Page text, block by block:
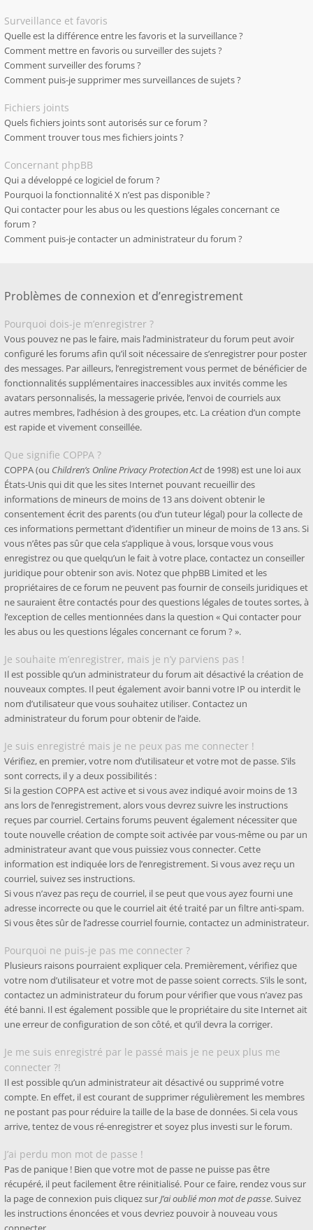
Surveillance et favoris
Quelle est la différence entre les favoris et la surveillance ?
Comment mettre en favoris ou surveiller des sujets ?
Comment surveiller des forums ?
Comment puis-je supprimer mes surveillances de sujets ?
Fichiers joints
Quels fichiers joints sont autorisés sur ce forum ?
Comment trouver tous mes fichiers joints ?
Concernant phpBB
Qui a développé ce logiciel de forum ?
Pourquoi la fonctionnalité X n’est pas disponible ?
Qui contacter pour les abus ou les questions légales concernant ce
forum ?
Comment puis-je contacter un administrateur du forum ?
Problèmes de connexion et d’enregistrement
Pourquoi dois-je m’enregistrer ?
Vous pouvez ne pas le faire, mais l’administrateur du forum peut avoir
configuré les forums afin qu’il soit nécessaire de s’enregistrer pour poster
des messages. Par ailleurs, l’enregistrement vous permet de bénéficier de
fonctionnalités supplémentaires inaccessibles aux invités comme les
avatars personnalisés, la messagerie privée, l’envoi de courriels aux
autres membres, l’adhésion à des groupes, etc. La création d’un compte
est rapide et vivement conseillée.
Que signifie COPPA ?
COPPA (ou Children’s Online Privacy Protection Actde 1998) est une loi aux
États-Unis qui dit que les sites Internet pouvant recueillir des
informations de mineurs de moins de 13 ans doivent obtenir le
consentement écrit des parents (ou d’un tuteur légal) pour la collecte de
ces informations permettant d’identifier un mineur de moins de 13 ans. Si
vous n’êtes pas sûr que cela s’applique à vous, lorsque vous vous
enregistrez ou que quelqu’un le fait à votre place, contactez un conseiller
juridique pour obtenir son avis. Notez que phpBB Limited et les
propriétaires de ce forum ne peuvent pas fournir de conseils juridiques et
ne sauraient être contactés pour des questions légales de toutes sortes, à
l’exception de celles mentionnées dans la question « Qui contacter pour
les abus ou les questions légales concernant ce forum ? ».
Je souhaite m’enregistrer, mais je n’y parviens pas !
Il est possible qu’un administrateur du forum ait désactivé la création de
nouveaux comptes. Il peut également avoir banni votre IP ou interdit le
nom d’utilisateur que vous souhaitez utiliser. Contactez un
administrateur du forum pour obtenir de l’aide.
Je suis enregistré mais je ne peux pas me connecter !
Vérifiez, en premier, votre nom d’utilisateur et votre mot de passe. S’ils
sont corrects, il y a deux possibilités :
Si la gestion COPPA est active et si vous avez indiqué avoir moins de 13
ans lors de l’enregistrement, alors vous devrez suivre les instructions
reçues par courriel. Certains forums peuvent également nécessiter que
toute nouvelle création de compte soit activée par vous-même ou par un
administrateur avant que vous puissiez vous connecter. Cette
information est indiquée lors de l’enregistrement. Si vous avez reçu un
courriel, suivez ses instructions.
Si vous n’avez pas reçu de courriel, il se peut que vous ayez fourni une
adresse incorrecte ou que le courriel ait été traité par un filtre anti-spam.
Si vous êtes sûr de l’adresse courriel fournie, contactez un administrateur.
Pourquoi ne puis-je pas me connecter ?
Plusieurs raisons pourraient expliquer cela. Premièrement, vérifiez que
votre nom d’utilisateur et votre mot de passe soient corrects. S’ils le sont,
contactez un administrateur du forum pour vérifier que vous n’avez pas
été banni. Il est également possible que le propriétaire du site Internet ait
une erreur de configuration de son côté, et qu’il devra la corriger.
Je me suis enregistré par le passé mais je ne peux plus me
connecter ?!
Il est possible qu’un administrateur ait désactivé ou supprimé votre
compte. En effet, il est courant de supprimer régulièrement les membres
ne postant pas pour réduire la taille de la base de données. Si cela vous
arrive, tentez de vous ré-enregistrer et soyez plus investi sur le forum.
J’ai perdu mon mot de passe !
Pas de panique ! Bien que votre mot de passe ne puisse pas être
récupéré, il peut facilement être réinitialisé. Pour ce faire, rendez vous sur
la page de connexion puis cliquez surJ’ai oublié mon mot de passe. Suivez
les instructions énoncées et vous devriez pouvoir à nouveau vous